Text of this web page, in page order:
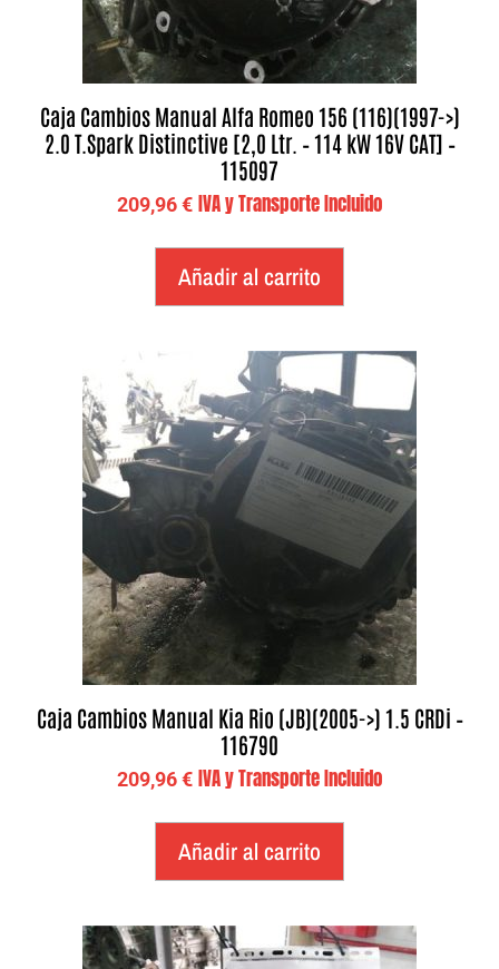
Caja Cambios Manual Alfa Romeo 156 (116)(1997->)
2.0 T.Spark Distinctive [2,0 Ltr. – 114 kW 16V CAT] –
115097
209,96€ IVA y Transporte Incluido
Añadir al carrito
Caja Cambios Manual Kia Rio (JB)(2005->) 1.5 CRDi –
116790
209,96€ IVA y Transporte Incluido
Añadir al carrito